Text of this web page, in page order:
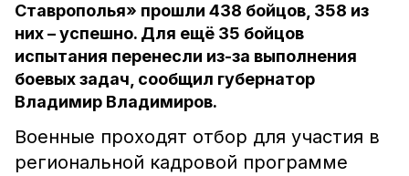
Ставрополья» прошли 438 бойцов, 358 из
них – успешно. Для ещё 35 бойцов
испытания перенесли из-за выполнения
боевых задач, сообщил губернатор
Владимир Владимиров.
Военные проходят отбор для участия в
региональной кадровой программе